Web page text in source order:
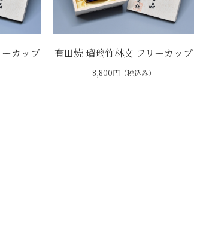
カップ 有田焼 瑠璃竹林文 フリーカップ
8,800円（税込み）